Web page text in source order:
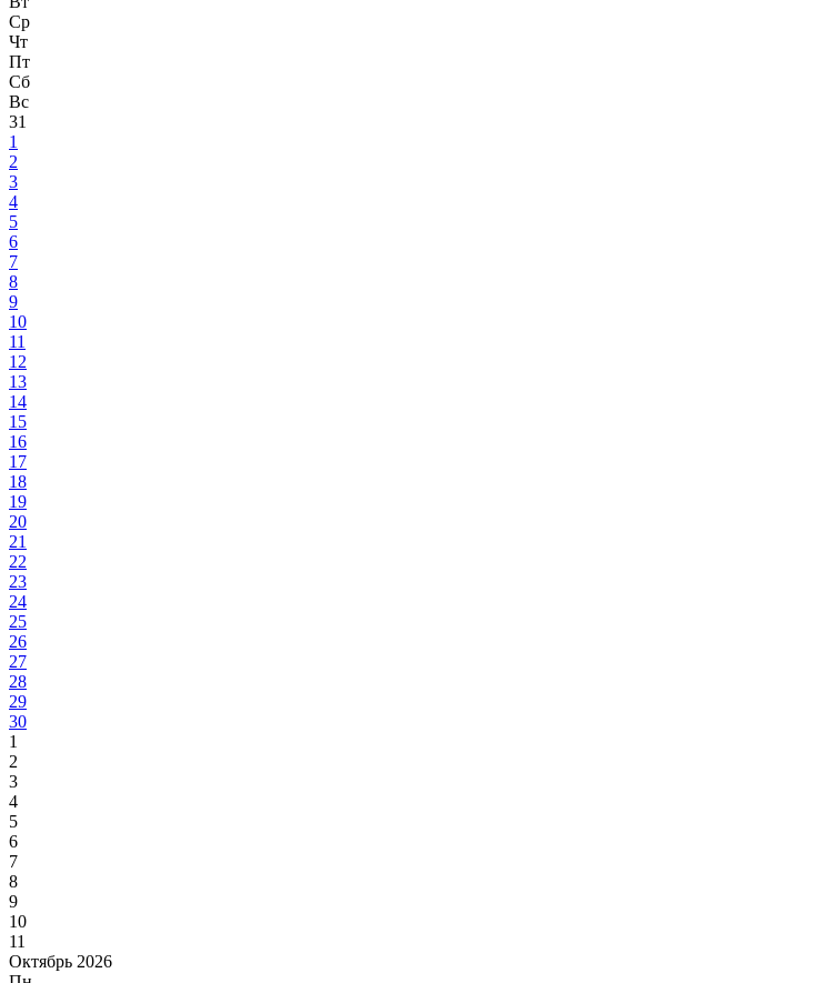
Ср
Чт
Пт
Сб
Вс
31
1
2
3
4
5
6
7
8
9
10
11
12
13
14
15
16
17
18
19
20
21
22
23
24
25
26
27
28
29
30
1
2
3
4
5
6
7
8
9
10
11
Октябрь 2026